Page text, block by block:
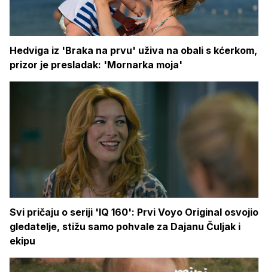
Hedviga iz 'Braka na prvu' uživa na obali s kćerkom,
prizor je presladak: 'Mornarka moja'
Svi pričaju o seriji 'IQ 160': Prvi Voyo Original osvojio
gledatelje, stižu samo pohvale za Dajanu Čuljak i
ekipu